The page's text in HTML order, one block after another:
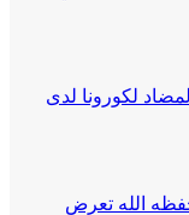
لكورونا لدى
الله تعرض